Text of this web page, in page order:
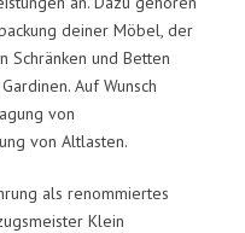
deiner Möbel, der
Schränken und Betten
Auf Wunsch
von
von Altlasten.
als renommiertes
Klein